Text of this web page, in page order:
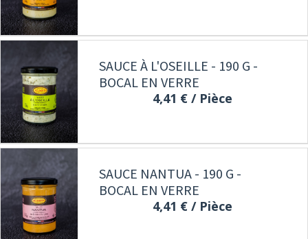
SAUCE À L'OSEILLE - 190 G -
BOCAL EN VERRE
4,41 €/ Pièce
SAUCE NANTUA - 190 G -
BOCAL EN VERRE
4,41 €/ Pièce